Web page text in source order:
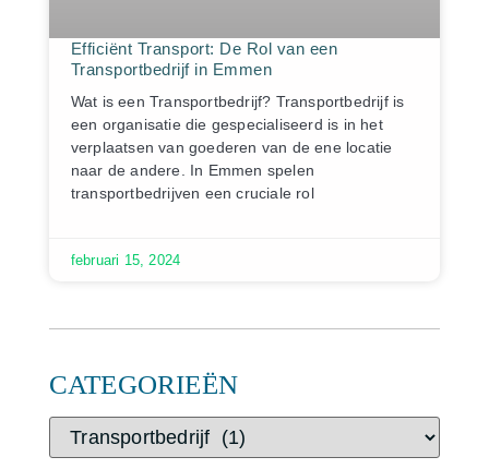
CATEGORIEËN
Efficiënt Transport: De Rol van een
Transportbedrijf in Emmen
Wat is een Transportbedrijf? Transportbedrijf is
een organisatie die gespecialiseerd is in het
verplaatsen van goederen van de ene locatie
naar de andere. In Emmen spelen
transportbedrijven een cruciale rol
februari 15, 2024